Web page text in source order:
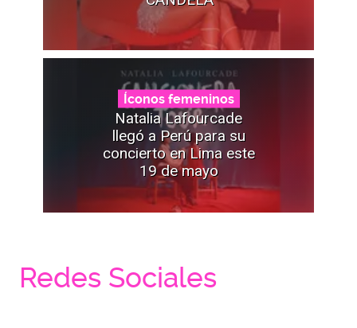
Íconos femeninos
Natalia Lafourcade
llegó a Perú para su
concierto en Lima este
19 de mayo
Redes Sociales